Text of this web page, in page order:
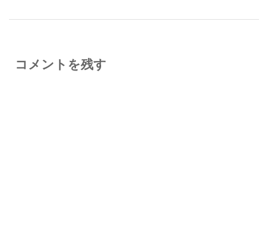
コメントを残す